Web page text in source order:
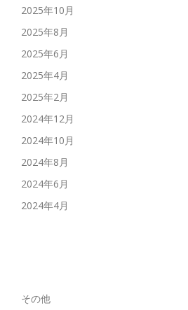
2025年10月
2025年8月
2025年6月
2025年4月
2025年2月
2024年12月
2024年10月
2024年8月
2024年6月
2024年4月
その他